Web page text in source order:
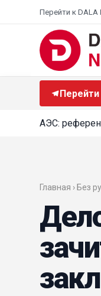
Перейти к DALA
Перейти
АЭС:
Главная › Без